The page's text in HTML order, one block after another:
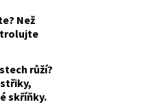
Než
růží?
skříňky.